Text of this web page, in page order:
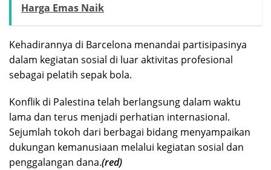
Harga Emas Naik
Kehadirannya di Barcelona menandai partisipasinya
dalam kegiatan sosial di luar aktivitas profesional
sebagai pelatih sepak bola.
Konflik di Palestina telah berlangsung dalam waktu
lama dan terus menjadi perhatian internasional.
Sejumlah tokoh dari berbagai bidang menyampaikan
dukungan kemanusiaan melalui kegiatan sosial dan
penggalangan dana.(red)